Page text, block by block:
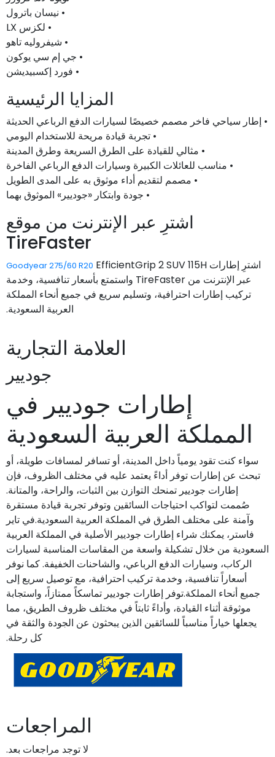
• نيسان باترول
• لكزس LX
• شيفروليه تاهو
• جي إم سي يوكون
• فورد إكسبيديشن
المزايا الرئيسية
• إطار سياحي فاخر مصمم خصيصًا لسيارات الدفع الرباعي الحديثة
• تجربة قيادة مريحة للاستخدام اليومي
• مثالي للقيادة على الطرق السريعة وطرق المدينة
• مناسب للعائلات الكبيرة وسيارات الدفع الرباعي الفاخرة
• مصمم لتقديم أداء موثوق به على المدى الطويل
• جودة وابتكار «جوديير» الموثوق بهما
اشترِ عبر الإنترنت من موقع
TireFaster
اشترِ إطارات Goodyear 275/60 R20 EfficientGrip 2 SUV 115H
عبر الإنترنت من TireFaster واستمتع بأسعار تنافسية، وخدمة
تركيب إطارات احترافية، وتسليم سريع في جميع أنحاء المملكة
العربية السعودية.
العلامة التجارية
جوديير
إطارات جوديير في
المملكة العربية السعودية
سواء كنت تقود يومياً داخل المدينة، أو تسافر لمسافات طويلة، أو
تبحث عن إطارات توفر أداءً يعتمد عليه في مختلف الظروف، فإن
إطارات جوديير تمنحك التوازن بين الثبات، والراحة، والمتانة.
صُممت لتواكب احتياجات السائقين وتوفر تجربة قيادة مستقرة
وآمنة على مختلف الطرق في المملكة العربية السعودية.في تاير
فاستر، يمكنك شراء إطارات جوديير الأصلية في المملكة العربية
السعودية من خلال تشكيلة واسعة من المقاسات المناسبة لسيارات
الركاب، وسيارات الدفع الرباعي، والشاحنات الخفيفة. كما نوفر
أسعاراً تنافسية، وخدمة تركيب احترافية، مع توصيل سريع إلى
جميع أنحاء المملكة.توفر إطارات جوديير تماسكاً ممتازاً، واستجابة
موثوقة أثناء القيادة، وأداءً ثابتاً في مختلف ظروف الطريق، مما
يجعلها خياراً مناسباً للسائقين الذين يبحثون عن الجودة والثقة في
كل رحلة.
المراجعات
لا توجد مراجعات بعد.